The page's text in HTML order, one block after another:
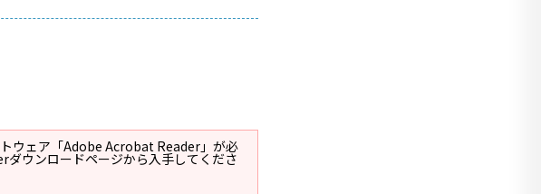
ウェア「Adobe Acrobat Reader」が必
ウンロードページから入手してくださ